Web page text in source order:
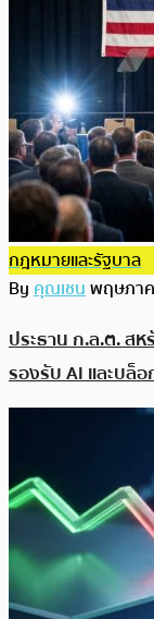
กฎหมายและรัฐบาล
Byคุณเชนพฤษภา
ประธาน ก.ล.ต. ส
รองรับ AI และบล็อ